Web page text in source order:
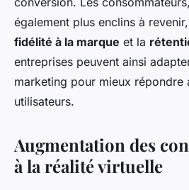
également plus enclins à
fidélité à la marque et la
entreprises peuvent ainsi
marketing pour mieux répondre
utilisateurs.
Augmentation des
à la réalité virtuelle